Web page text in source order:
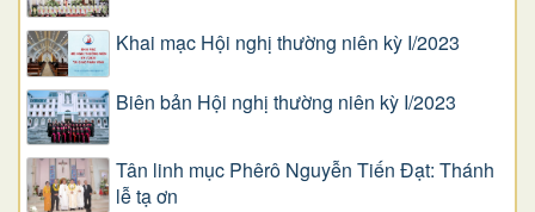
Khai mạc Hội nghị thường niên kỳ I/2023
Biên bản Hội nghị thường niên kỳ I/2023
Tân linh mục Phêrô Nguyễn Tiến Đạt: Thánh
lễ tạ ơn